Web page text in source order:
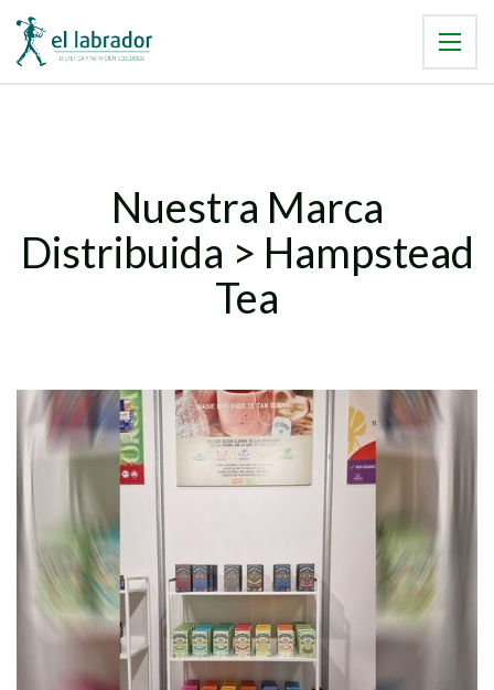
Nuestra Marca
Distribuida > Hampstead
Tea